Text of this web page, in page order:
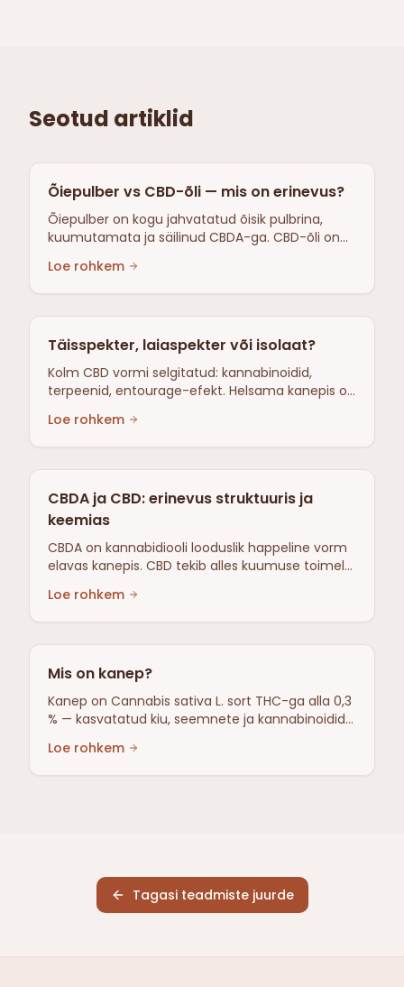
Seotud artiklid
Õiepulber vs CBD-õli — mis on erinevus?
Õiepulber on kogu jahvatatud õisik pulbrina,
kuumutamata ja säilinud CBDA-ga. CBD-õli on
õiepulbrit, mitte CBD-õli.
Loe rohkem
Täisspekter, laiaspekter või isolaat?
Kolm CBD vormi selgitatud: kannabinoidid,
terpeenid, entourage-efekt. Helsama kanepis on
Loe rohkem
CBDA ja CBD: erinevus struktuuris ja
keemias
CBDA on kannabidiooli looduslik happeline vorm
elavas kanepis. CBD tekib alles kuumuse toimel
rühmas, polaarsuses, keemias.
Loe rohkem
Mis on kanep?
Kanep on Cannabis sativa L. sort THC-ga alla 0,3
% — kasvatatud kiu, seemnete ja kannabinoidide
Loe rohkem
Tagasi teadmiste juurde